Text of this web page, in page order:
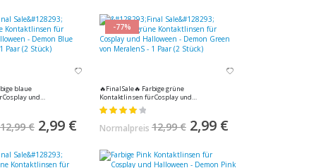
und
12,99 € Sonderangebot
2,99 €
-77%
🔥Final Sale🔥 Farbige grüne
Kontaktlinsen für Cosplay und
Halloween - Demon Green von MeralenS
- 1 Paar (2 Stück)
Bewertung:
Normalpreis 12,99 € Sonderangebot
2,99 €